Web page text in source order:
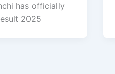
has officially
2025